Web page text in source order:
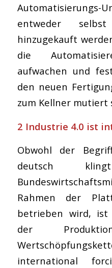
Automatisierungs-
entweder
hinzugekauft
die
aufwachen und
den neuen
zum Kellner mutiert
2 Industrie 4.0 ist
Obwohl der
deutsch
Rahmen der
betrieben wird, ist
der
international